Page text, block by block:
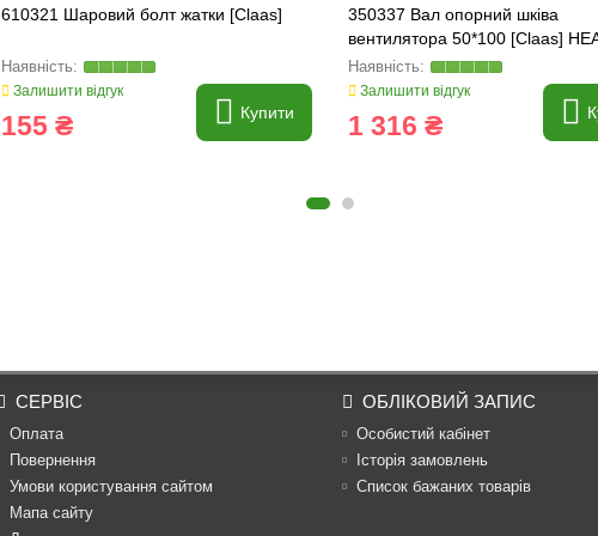
610321 Шаровий болт жатки [Claas]
Залишити відгук
155 ₴ Купити
350337 Вал опорний шківа
вентилятора 50*100 [Claas]
PARTS ORIGINAL
Залишити відгук
1 316 ₴
СЕРВІС
Оплата
Повернення
Умови користування сайтом
Мапа сайту
ОБЛІКОВИЙ ЗАПИС
Особистий кабінет
Історія замовлень
Список бажаних товарів